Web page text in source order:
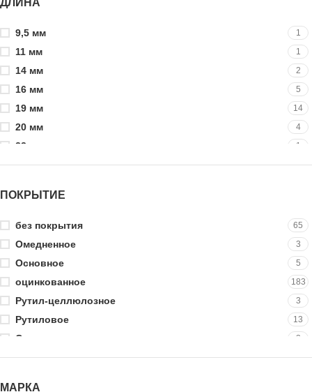
ДЛИНА
9,5 мм 1
11 мм 1
14 мм 2
16 мм 5
19 мм 14
20 мм 4
23 мм 1
25 мм 25
32 мм
35 мм 15
38 мм 4
40 мм 15
3
42 мм 1
45 мм 2
50 мм 19
ПОКРЫТИЕ
без покрытия 65
Омедненное 3
Основное 5
оцинкованное 183
Рутил-целлюлозное 3
Рутиловое 13
Специальное 3
фосфатированное 21
МАРКА